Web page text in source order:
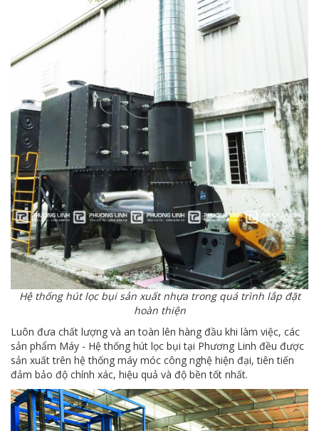
Hệ thống hút lọc bụi sản xuất nhựa trong quá trình lắp đặt
hoàn thiện
Luôn đưa chất lượng và an toàn lên hàng đầu khi làm việc, các
sản phẩm Máy - Hệ thống hút lọc bụi tại Phương Linh đều được
sản xuất trên hệ thống máy móc công nghệ hiện đại, tiên tiến
đảm bảo độ chính xác, hiệu quả và độ bền tốt nhất.